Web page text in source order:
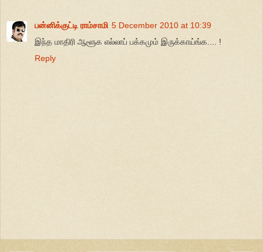
பன்னிக்குட்டி ராம்சாமி 5 December 2010 at 10:39
இந்த மாதிரி ஆளூக எல்லாப் பக்கமும் இருக்காய்ங்க.... !
Reply